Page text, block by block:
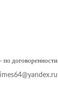
по договоренности